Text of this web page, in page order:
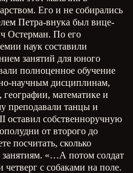
Его и не собирались
Петра-внука был вице-
Остерман. По его
наук составили
занятий для юного
полноценное обучение
научным дисциплинам,
математике и
преподавали танцы и
II оставил собственноручную
от второго до
посчитать, сколько
«…А потом солдат
с собаками на поле.